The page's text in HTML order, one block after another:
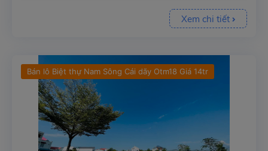
Xem chi tiết
Bán lô Biệt thự Nam Sông Cái dãy Otm18 Giá 14tr